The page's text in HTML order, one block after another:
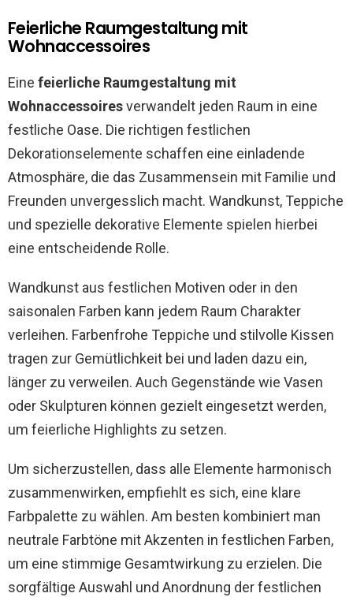
Feierliche Raumgestaltung mit
Wohnaccessoires
Eine feierliche Raumgestaltung mit
Wohnaccessoiresverwandelt jeden Raum in eine
festliche Oase. Die richtigen festlichen
Dekorationselemente schaffen eine einladende
Atmosphäre, die das Zusammensein mit Familie und
Freunden unvergesslich macht. Wandkunst, Teppiche
und spezielle dekorative Elemente spielen hierbei
eine entscheidende Rolle.
Wandkunst aus festlichen Motiven oder in den
saisonalen Farben kann jedem Raum Charakter
verleihen. Farbenfrohe Teppiche und stilvolle Kissen
tragen zur Gemütlichkeit bei und laden dazu ein,
länger zu verweilen. Auch Gegenstände wie Vasen
oder Skulpturen können gezielt eingesetzt werden,
um feierliche Highlights zu setzen.
Um sicherzustellen, dass alle Elemente harmonisch
zusammenwirken, empfiehlt es sich, eine klare
Farbpalette zu wählen. Am besten kombiniert man
neutrale Farbtöne mit Akzenten in festlichen Farben,
um eine stimmige Gesamtwirkung zu erzielen. Die
sorgfältige Auswahl und Anordnung der festlichen